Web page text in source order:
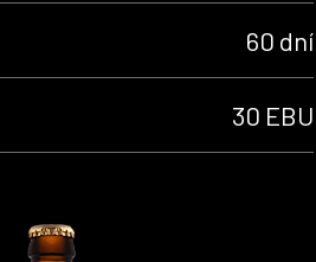
60 dní
30 EBU